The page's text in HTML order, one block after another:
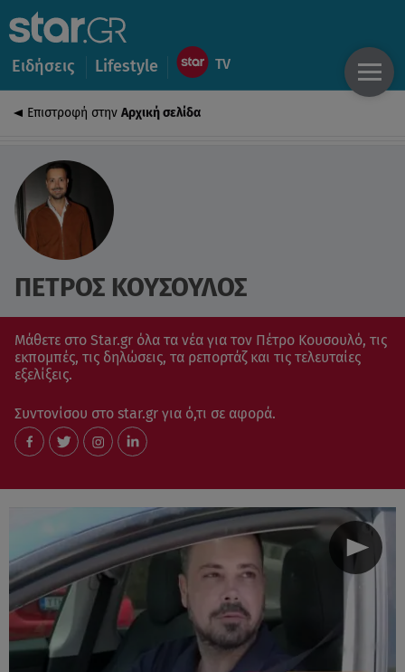
Ειδήσεις Lifestyle
Επιστροφή στην Αρχική σελίδα
ΠΕΤΡΟΣ ΚΟΥΣΟΥΛΟΣ
Μάθετε στο Star.gr όλα τα νέα για τον Πέτρο Κουσουλό, τις
εκπομπές, τις δηλώσεις, τα ρεπορτάζ και τις τελευταίες
εξελίξεις.
Συντονίσου στο star.gr για ό,τι σε αφορά.